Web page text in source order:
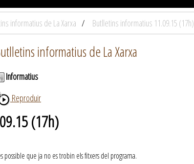
informatius de La Xarxa Butlletins informatius 11.09.15 (17h)
informatius de La Xarxa
Informatius
Reproduir
(17h)
possible que ja no es trobin els fitxers del programa.